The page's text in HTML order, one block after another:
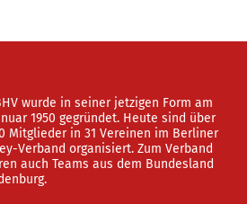
wurde in seiner jetzigen Form am
1950 gegründet. Heute sind über
Mitglieder in 31 Vereinen im Berliner
Verband organisiert. Zum Verband
auch Teams aus dem Bundesland